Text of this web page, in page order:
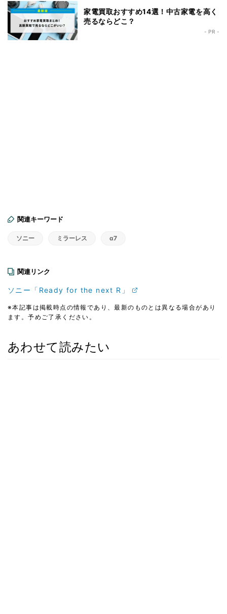
家電買取おすすめ14選！中古家電を高く
売るならどこ？
- PR -
関連キーワード
ソニー ミラーレス α7
関連リンク
ソニー「Ready for the next R」
※本記事は掲載時点の情報であり、最新のものとは異なる場合があり
ます。予めご了承ください。
あわせて読みたい